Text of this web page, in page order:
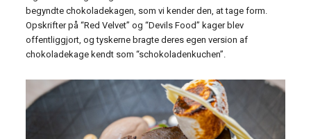
begyndte chokoladekagen, som vi kender den, at tage form.
Opskrifter på “Red Velvet” og “Devils Food” kager blev
offentliggjort, og tyskerne bragte deres egen version af
chokoladekage kendt som “schokoladenkuchen”.